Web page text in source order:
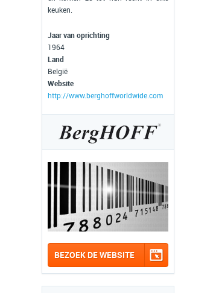
keuken.
Jaar van oprichting
1964
Land
België
Website
http://www.berghoffworldwide.com
BEZOEK DE WEBSITE